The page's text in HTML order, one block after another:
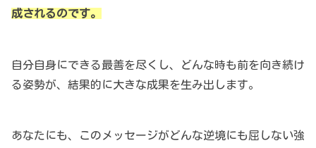
成されるのです。
自分自身にできる最善を尽くし、どんな時も前を向き続け
る姿勢が、結果的に大きな成果を生み出します。
あなたにも、このメッセージがどんな逆境にも屈しない強